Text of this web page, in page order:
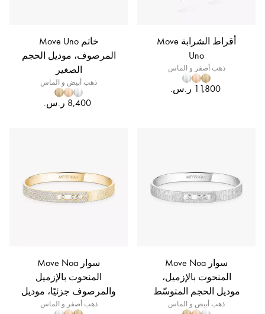
أقراط الشرابة Move
Uno
ذهب أصفر و الماس
‏11,800 ر.س.‏
خاتم Move Uno
المرصوف، موديل الحجم
الصغير
ذهب أبيض و الماس
سوار Move Noa
المنحوت بالإزميل،
موديل الحجم المتوسّط
ذهب أبيض و الماس
سوار Move Noa
المنحوت بالإزميل
والمرصوف جزئيًا، موديل
الحجم المتوسّط
ذهب أصفر و الماس